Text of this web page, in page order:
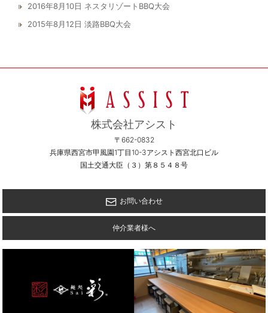
2016年8月10日 ネスタリゾートBBQ大会
2015年8月12日 淡路BBQ大会
株式会社アシスト
〒662-0832
兵庫県西宮市甲風園1丁目10-3アシスト西宮北口ビル
国土交通大臣（３）第８５４８号
お問い合わせ
仲介業者様へ